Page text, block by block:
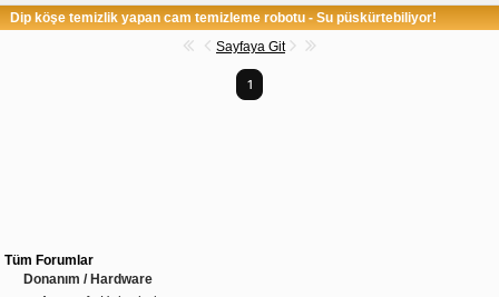
Dip köşe temizlik yapan cam temizleme robotu - Su püskürtebiliyor!
Sayfaya Git
1
Tüm Forumlar
Donanım / Hardware